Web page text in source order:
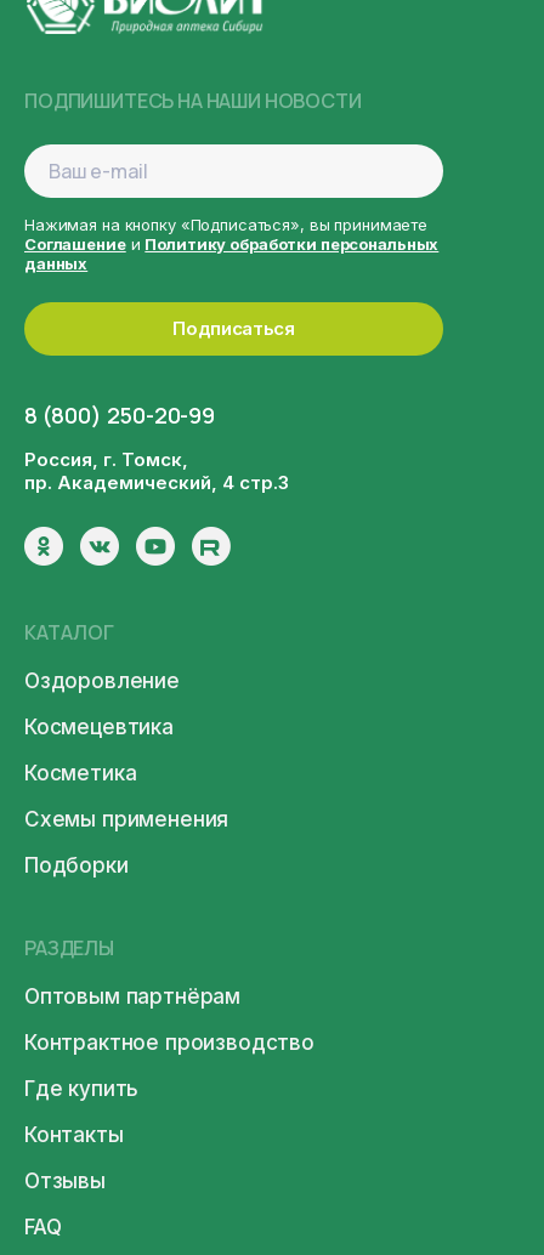
8 (800) 250-20-99
Россия, г. Томск,
пр. Академический, 4 стр.3
РАЗДЕЛЫ
Оптовым партнёрам
Контрактное производство
Где купить
Контакты
Отзывы
FAQ
КАТАЛОГ
Оздоровление
Космецевтика
Косметика
Схемы применения
Подборки
ПОДПИШИТЕСЬ НА НАШИ НОВОСТИ
Подписаться
Нажимая на кнопку «Подписаться», вы принимаете
Соглашениеи Политику обработки персональных
данных